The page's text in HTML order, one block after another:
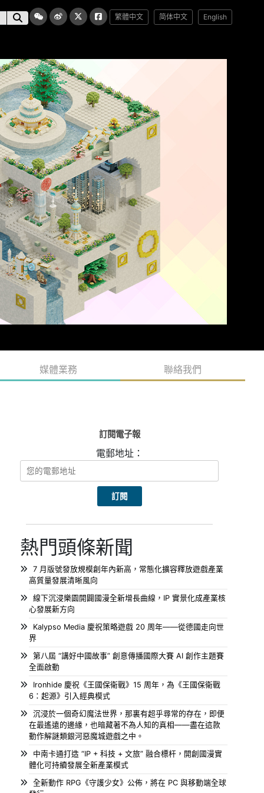
繁體中文 简体中文 English
媒體業務 聯絡我們
訂閱電子報
電郵地址：
熱門頭條新聞
7 月版號發放規模創年內新高，常態化擴容釋放遊戲產業
高質量發展清晰風向
線下沉浸樂園開闢國漫全新增長曲線，IP 實景化成產業核
心發展新方向
Kalypso Media 慶祝策略遊戲 20 周年——從德國走向世
界
第八屆 “講好中國故事” 創意傳播國際大賽 AI 創作主題賽
全面啟動
Ironhide 慶祝《王國保衛戰》15 周年，為《王國保衛戰
6：起源》引入經典模式
沉浸於一個奇幻魔法世界，那裏有超乎尋常的存在，即便
在最遙遠的邊緣，也暗藏著不為人知的真相——盡在這款
動作解謎類銀河惡魔城遊戲之中。
中南卡通打造 “IP + 科技 + 文旅” 融合標杆，開創國漫實
體化可持續發展全新產業模式
全新動作 RPG《守護少女》公佈，將在 PC 與移動端全球